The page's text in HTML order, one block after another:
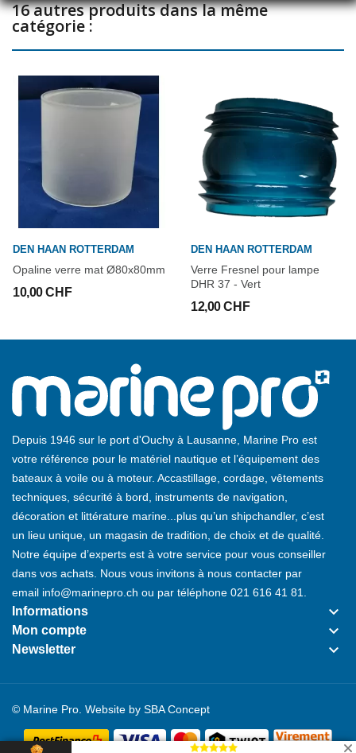
16 autres produits dans la même
catégorie :
DEN HAAN ROTTERDAM
Opaline verre mat Ø80x80mm
10,00 CHF
DEN HAAN ROTTERDAM
Verre Fresnel pour lampe
DHR 37 - Vert
12,00 CHF
Depuis 1946 sur le port d'Ouchy à Lausanne, Marine Pro est
votre référence pour le matériel nautique et l’équipement des
bateaux à voile ou à moteur. Accastillage, cordage, vêtements
techniques, sécurité à bord, instruments de navigation,
décoration et littérature marine...plus qu’un shipchandler, c’est
un lieu unique, un magasin de tradition, de choix et de qualité.
Notre équipe d’experts est à votre service pour vous conseiller
dans vos achats. Nous vous invitons à nous contacter par
email info@marinepro.ch ou par téléphone 021 616 41 81
Informations keyboard_arrow_down
Mon compte keyboard_arrow_down
Newsletter keyboard_arrow_down
© Marine Pro. Website by SBA Concept